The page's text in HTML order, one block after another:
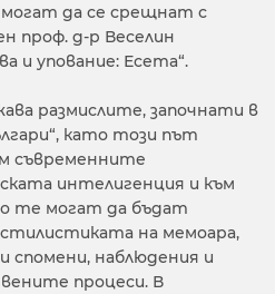
да се срещнат с
проф. д-р Веселин
и упование: Есета“.
размислите, започнати в
като този път
съвременните
интелигенция и към
те могат да бъдат
на мемоара,
спомени, наблюдения и
процеси. В